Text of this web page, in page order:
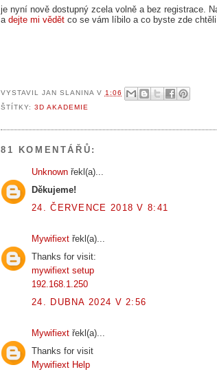
je nyní nově dostupný zcela volně a bez registrace.
a dejte mi vědět co se vám líbilo a co byste zde chtěli
VYSTAVIL JAN SLANINA V 1:06
ŠTÍTKY: 3D AKADEMIE
81 KOMENTÁŘŮ:
Unknown řekl(a)...
Děkujeme!
24. ČERVENCE 2018 V 8:41
Mywifiext řekl(a)...
Thanks for visit:
mywifiext setup
192.168.1.250
24. DUBNA 2024 V 2:56
Mywifiext řekl(a)...
Thanks for visit
Mywifiext Help